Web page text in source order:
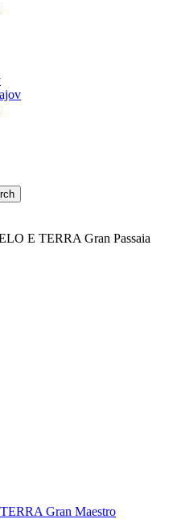
E TERRA Gran Passaia
Gran Maestro